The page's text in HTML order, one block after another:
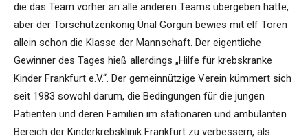
die das Team vorher an alle anderen Teams übergeben hatte,
aber der Torschützenkönig Ünal Görgün bewies mit elf Toren
allein schon die Klasse der Mannschaft. Der eigentliche
Gewinner des Tages hieß allerdings „Hilfe für krebskranke
Kinder Frankfurt e.V.“. Der gemeinnützige Verein kümmert sich
seit 1983 sowohl darum, die Bedingungen für die jungen
Patienten und deren Familien im stationären und ambulanten
Bereich der Kinderkrebsklinik Frankfurt zu verbessern, als